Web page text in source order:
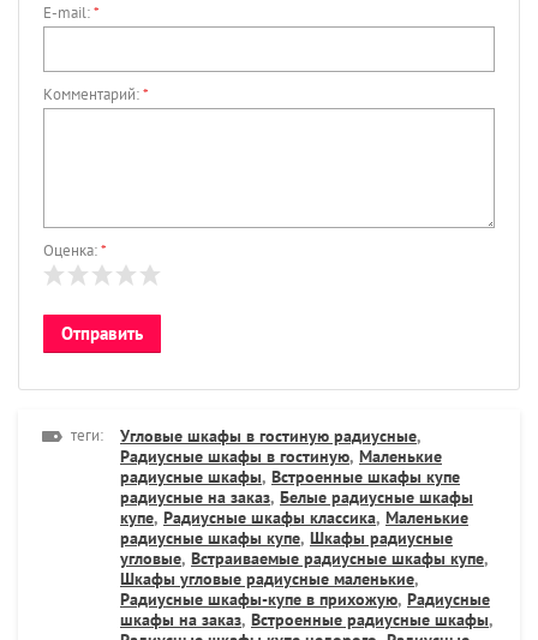
E-mail:*
Комментарий:*
Оценка:*
теги: Угловые шкафы в гостиную радиусные,
Радиусные шкафы в гостиную, Маленькие
радиусные шкафы, Встроенные шкафы купе
радиусные на заказ, Белые радиусные шкафы
купе, Радиусные шкафы классика, Маленькие
радиусные шкафы купе, Шкафы радиусные
угловые, Встраиваемые радиусные шкафы купе,
Шкафы угловые радиусные маленькие,
Радиусные шкафы-купе в прихожую, Радиусные
шкафы на заказ, Встроенные радиусные шкафы,